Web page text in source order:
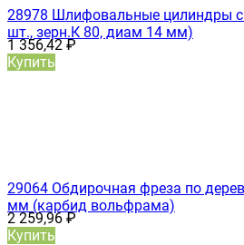
28978 Шлифовальные цилиндры
шт., зерн.К 80, диам 14 мм)
1 356,42₽
Купить
29064 Обдирочная фреза по
мм (карбид вольфрама)
2 259,96₽
Купить